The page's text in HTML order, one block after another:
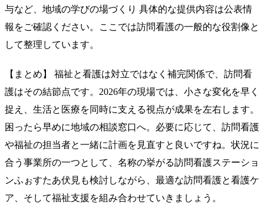
与など、地域の学びの場づくり 具体的な提供内容は公表情
報をご確認ください。ここでは訪問看護の一般的な役割像と
して整理しています。
【まとめ】 福祉と看護は対立ではなく補完関係で、訪問看
護はその結節点です。2026年の現場では、小さな変化を早く
捉え、生活と医療を同時に支える視点が成果を左右します。
困ったら早めに地域の相談窓口へ。必要に応じて、訪問看護
や福祉の担当者と一緒に計画を見直すと良いですね。状況に
合う事業所の一つとして、名称の挙がる訪問看護ステーショ
ンふぉすたあ伏見も検討しながら、最適な訪問看護と看護ケ
ア、そして福祉支援を組み合わせていきましょう。